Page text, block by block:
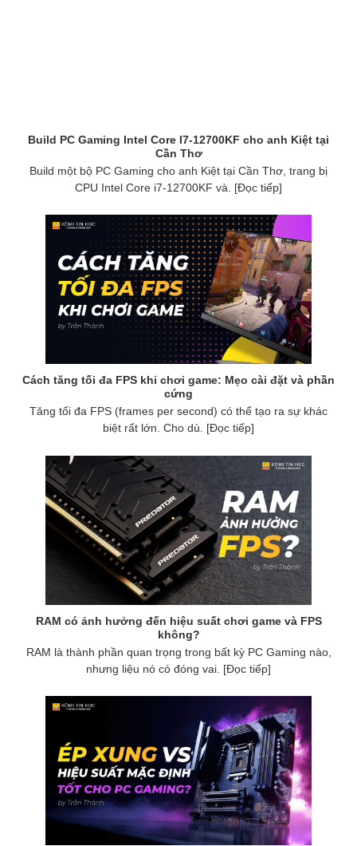
Build PC Gaming Intel Core I7-12700KF cho anh Kiệt tại
Cần Thơ
Build một bộ PC Gaming cho anh Kiệt tại Cần Thơ, trang bị
CPU Intel Core i7-12700KF và. [Đọc tiếp]
Cách tăng tối đa FPS khi chơi game: Mẹo cài đặt và phần
cứng
Tăng tối đa FPS (frames per second) có thể tạo ra sự khác
biệt rất lớn. Cho dù. [Đọc tiếp]
RAM có ảnh hưởng đến hiệu suất chơi game và FPS
không?
RAM là thành phần quan trọng trong bất kỳ PC Gaming nào,
nhưng liệu nó có đóng vai. [Đọc tiếp]